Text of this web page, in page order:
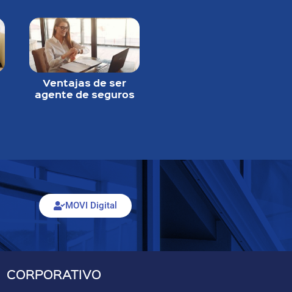
Ventajas de ser
agente de seguros
MOVI Digital
CORPORATIVO